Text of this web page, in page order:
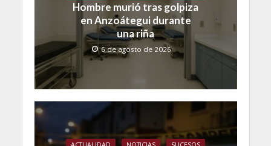
Hombre murió tras golpiza
en Anzoátegui durante
una riña
6 de agosto de 2026